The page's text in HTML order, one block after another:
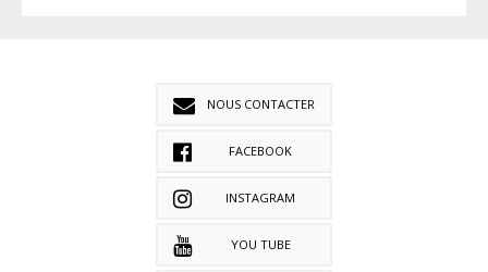
NOUS CONTACTER
FACEBOOK
INSTAGRAM
YOU TUBE